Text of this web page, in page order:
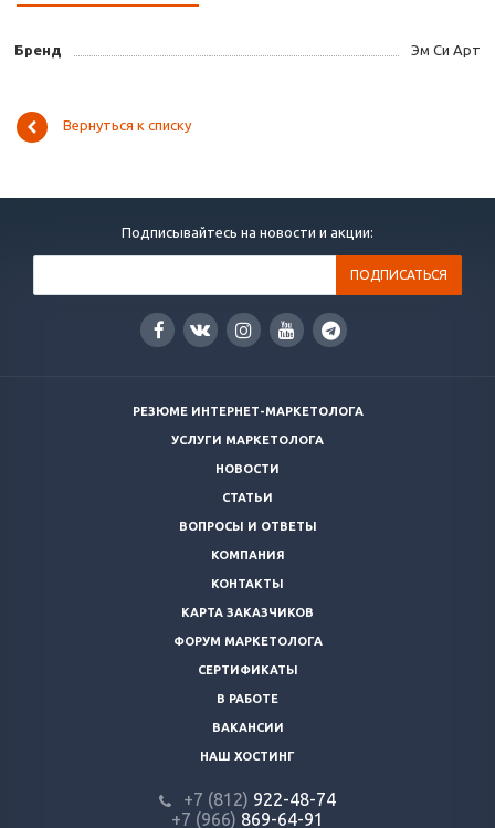
Бренд Эм Си Арт
Вернуться к списку
Подписывайтесь на новости и акции:
РЕЗЮМЕ ИНТЕРНЕТ-МАРКЕТОЛОГА
УСЛУГИ МАРКЕТОЛОГА
НОВОСТИ
СТАТЬИ
ВОПРОСЫ И ОТВЕТЫ
КОМПАНИЯ
КОНТАКТЫ
КАРТА ЗАКАЗЧИКОВ
ФОРУМ МАРКЕТОЛОГА
СЕРТИФИКАТЫ
В РАБОТЕ
ВАКАНСИИ
НАШ ХОСТИНГ
+7 (812) 922-48-74
+7 (966) 869-64-91